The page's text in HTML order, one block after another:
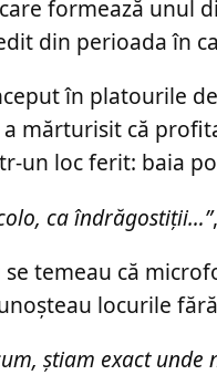
formează unul
din perioada în
în platourile
a mărturisit că
un loc ferit: baia
ca îndrăgostiții…”
temeau că
locurile
știam exact